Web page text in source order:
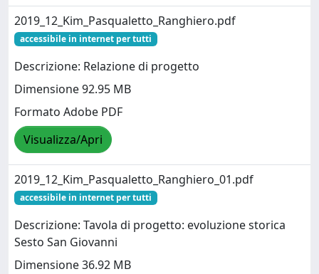
2019_12_Kim_Pasqualetto_Ranghiero.pdf
accessibile in internet per tutti
Descrizione: Relazione di progetto
Dimensione 92.95 MB
Formato Adobe PDF
Visualizza/Apri
2019_12_Kim_Pasqualetto_Ranghiero_01.pdf
accessibile in internet per tutti
Descrizione: Tavola di progetto: evoluzione storica
Sesto San Giovanni
Dimensione 36.92 MB